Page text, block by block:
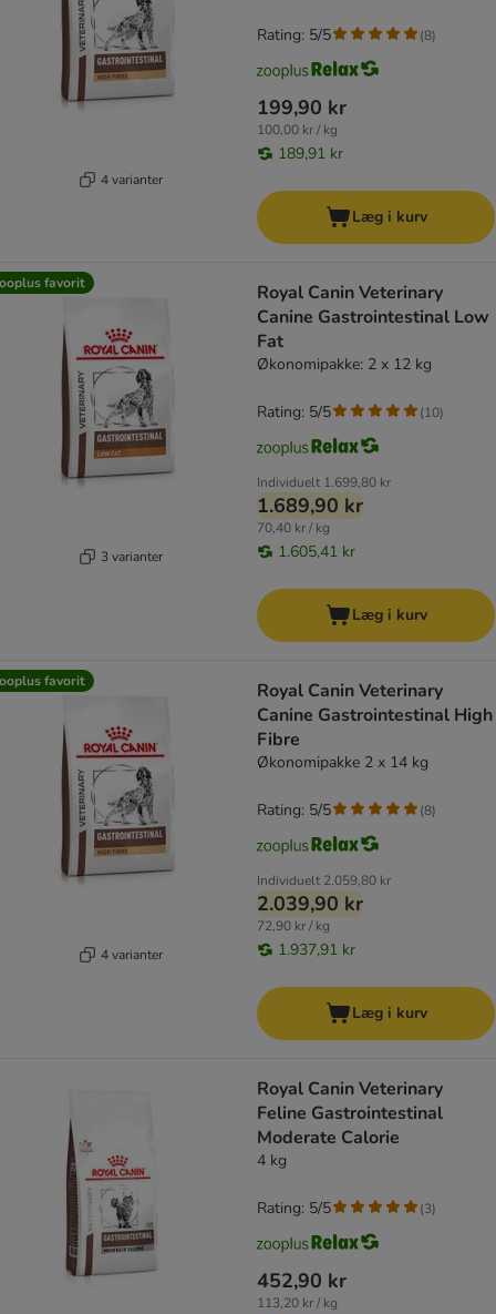
4 varianter
199,90 kr
100,00 kr / kg
189,91 kr
Rating: 5/5 (8)
Læg i kurv
favorit
3 varianter
Royal Canin Veterinary
Canine Gastrointestinal Low
Fat
Økonomipakke: 2 x 12 kg
Individuelt 1.699,80 kr
1.689,90 kr
70,40 kr / kg
1.605,41 kr
Rating: 5/5 (10)
Læg i kurv
favorit
4 varianter
Royal Canin Veterinary
Canine Gastrointestinal High
Fibre
Økonomipakke 2 x 14 kg
Individuelt 2.059,80 kr
2.039,90 kr
72,90 kr / kg
1.937,91 kr
Rating: 5/5 (8)
Læg i kurv
Royal Canin Veterinary
Feline Gastrointestinal
Moderate Calorie
4 kg
452,90 kr
113,20 kr / kg
Rating: 5/5 (3)